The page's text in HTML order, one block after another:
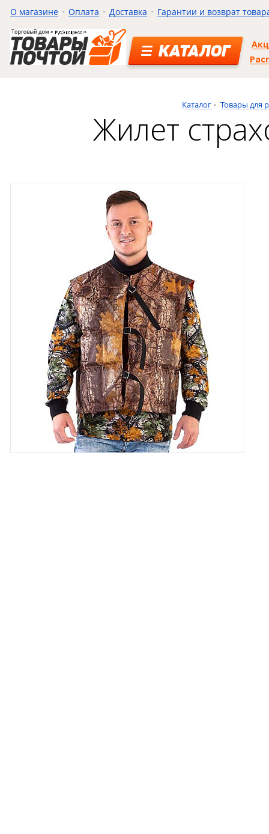
О магазине Оплата Доставка Гарантии и возврат
КАТАЛОГ
Каталог Товары для
Жилет